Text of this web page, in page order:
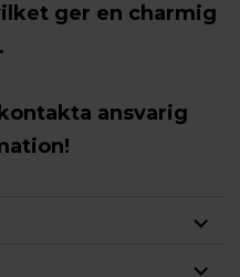
ger en charmig
ansvarig